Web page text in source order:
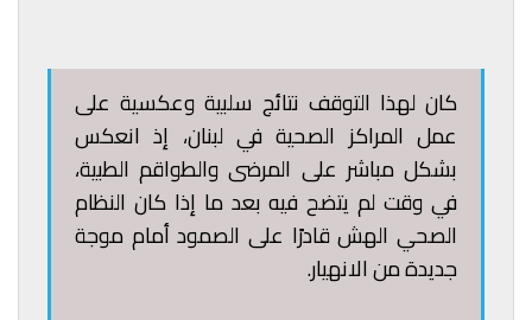
كان لهذا التوقف نتائج سلبية وعكسية على
عمل المراكز الصحية في لبنان، إذ انعكس
بشكل مباشر على المرضى والطواقم الطبية،
في وقت لم يتضح فيه بعد ما إذا كان النظام
الصحي الهش قادرًا على الصمود أمام موجة
جديدة من الانهيار.